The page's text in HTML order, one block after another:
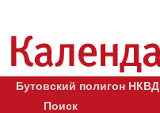
Бутовский полигон НКВД
Поиск